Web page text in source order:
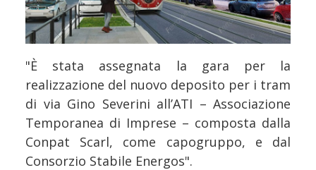
"È stata assegnata la gara per la
realizzazione del nuovo deposito per i tram
di via Gino Severini all’ATI – Associazione
Temporanea di Imprese – composta dalla
Conpat Scarl, come capogruppo, e dal
Consorzio Stabile Energos".